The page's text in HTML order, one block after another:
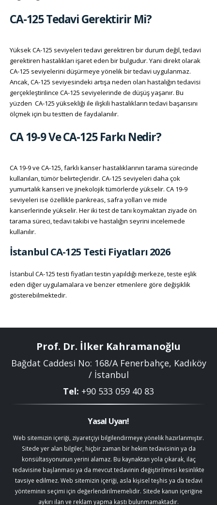
CA-125 Tedavi Gerektirir Mi?
Yüksek CA-125 seviyeleri tedavi gerektiren bir durum değil, tedavi
gerektiren hastalıkları işaret eden bir bulgudur. Yani direkt olarak
CA-125 seviyelerini düşürmeye yönelik bir tedavi uygulanmaz.
Ancak, CA-125 seviyesindeki artışa neden olan hastalığın tedavisi
gerçekleştirilince CA-125 seviyelerinde de düşüş yaşanır. Bu
yüzden CA-125 yüksekliği ile ilişkili hastalıkların tedavi başarısını
ölçmek için bu testten de faydalanılır.
CA 19-9 Ve CA-125 Farkı Nedir?
CA 19-9 ve CA-125, farklı kanser hastalıklarının tarama sürecinde
kullanılan, tümör belirteçleridir. CA-125 seviyeleri daha çok
yumurtalık kanseri ve jinekolojik tümörlerde yükselir. CA 19-9
seviyeleri ise özellikle pankreas, safra yolları ve mide
kanserlerinde yükselir. Her iki test de tanı koymaktan ziyade ön
tarama süreci, tedavi takibi ve hastalığın seyrini incelemede
kullanılır.
İstanbul CA-125 Testi Fiyatları 2026
İstanbul CA-125 testi fiyatları testin yapıldığı merkeze, teste eşlik
eden diğer uygulamalara ve benzer etmenlere göre değişiklik
gösterebilmektedir.
Prof. Dr. İlker Kahramanoğlu
Bağdat Caddesi No: 168/A Fenerbahçe, Kadıköy
/ İstanbul
Tel: +90 533 059 40 83
Yasal Uyarı!
Web sitemizin içeriği, ziyaretçiyi bilgilendirmeye yönelik hazırlanmıştır.
Sitede yer alan bilgiler, hiçbir zaman bir hekim tedavisinin ya da
konsültasyonunun yerini alamaz. Bu kaynaktan yola çıkarak, ilaç
tedavisine başlanması ya da mevcut tedavinin değiştirilmesi kesinlikte
tavsiye edilmez. Web sitemizin içeriği, asla kişisel teşhis ya da tedavi
yönteminin seçimi için değerlendirilmemelidir. Sitede kanun içeriğine
aykırı ilan ve reklam yapma kastı bulunmamaktadır.